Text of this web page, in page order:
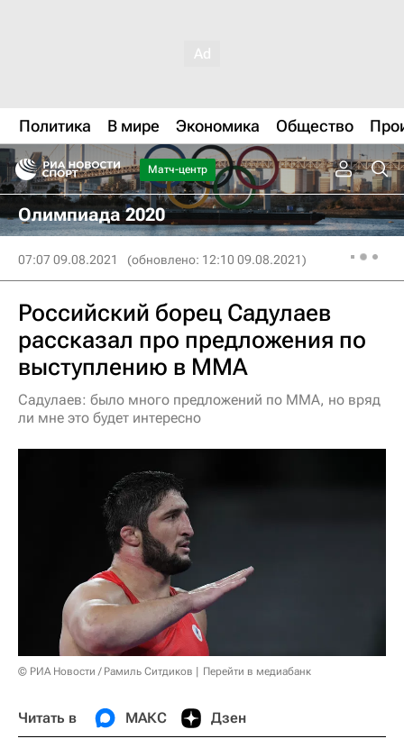
Политика В мире Экономика Общество
Матч-центр
Олимпиада 2020
07:07 09.08.2021 (обновлено: 12:10 09.08.2021)
Российский борец Садулаев
рассказал про предложения по
выступлению в ММА
Садулаев: было много предложений по ММА, но вряд
ли мне это будет интересно
© РИА Новости / Рамиль Ситдиков Перейти в медиабанк
Читать в МАКС Дзен